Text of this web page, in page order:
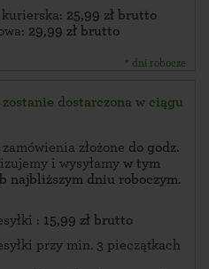
kurierska: 25,99 zł brutto
29,99 zł brutto
* dni robocze
zostanie dostarczona w ciągu
zamówienia złożone do godz.
i wysyłamy w tym
najbliższym dniu roboczym.
: 15,99 zł brutto
przy min. 3 pieczątkach